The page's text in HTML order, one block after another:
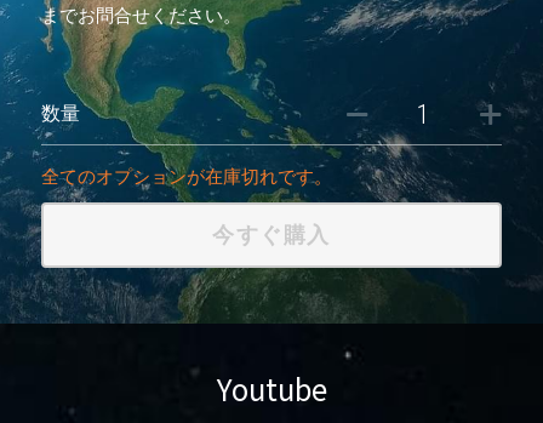
までお問合せください。
数量
全てのオプションが在庫切れです。
今すぐ購入
Youtube